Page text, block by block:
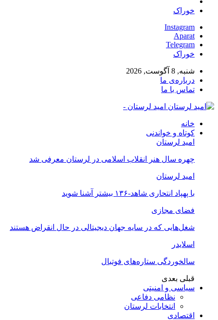
خوراک
Instagram
Aparat
Telegram
خوراک
شنبه, 8 آگوست, 2026
درباره‌ی ما
تماس با ما
امید لرستان -
خانه
کوتاه و خواندنی
امید لرستان
چهره سال هنر انقلاب اسلامی در لرستان معرفی شد
امید لرستان
با پهپاد انتحاری شاهد-۱۳۶ بیشتر آشنا شوید
فضای مجازی
شغل‌‌هایی که در سایه جهان دیجیتالی در حال انقراض هستند
اسلایدر
سالخوردگی ستاره‌های فوتبال
قبلی بعدی
سیاسی و امنیتی
نظامی دفاعی
انتخابات لرستان
اقتصادی